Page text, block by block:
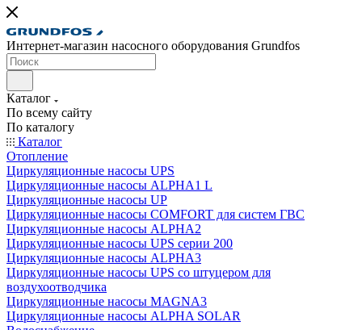
Интернет-магазин насосного оборудования Grundfos
Каталог
По всему сайту
По каталогу
Каталог
Отопление
Циркуляционные насосы UPS
Циркуляционные насосы ALPHA1 L
Циркуляционные насосы UP
Циркуляционные насосы COMFORT для систем ГВС
Циркуляционные насосы ALPHA2
Циркуляционные насосы UPS серии 200
Циркуляционные насосы ALPHA3
Циркуляционные насосы UPS со штуцером для
воздухоотводчика
Циркуляционные насосы MAGNA3
Циркуляционные насосы ALPHA SOLAR